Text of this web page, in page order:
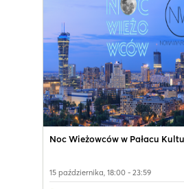
Noc Wieżowców w Pałacu
15 października, 18:00 - 23:59